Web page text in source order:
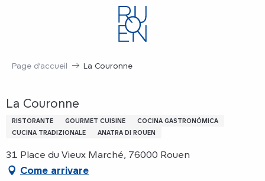
Page d’accueil La Couronne
La Couronne
RISTORANTE GOURMET CUISINE
COCINA GASTRONÓMICA
CUCINA TRADIZIONALE
ANATRA DI ROUEN
31 Place du Vieux Marché, 76000 Rouen
Come arrivare